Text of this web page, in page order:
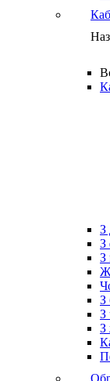
З
З
З
З
З
З